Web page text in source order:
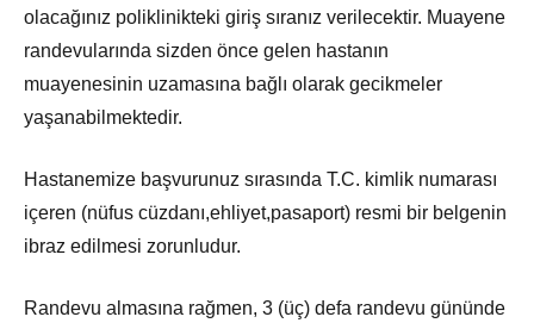
olacağınız poliklinikteki giriş sıranız verilecektir. Muayene
randevularında sizden önce gelen hastanın
muayenesinin uzamasına bağlı olarak gecikmeler
yaşanabilmektedir.
Hastanemize başvurunuz sırasında T.C. kimlik numarası
içeren (nüfus cüzdanı,ehliyet,pasaport) resmi bir belgenin
ibraz edilmesi zorunludur.
Randevu almasına rağmen, 3 (üç) defa randevu gününde